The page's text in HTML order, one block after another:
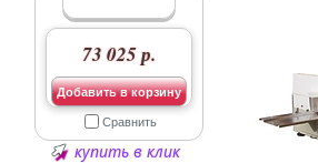
73 025 р.
Добавить в корзину
Сравнить
купить в клик